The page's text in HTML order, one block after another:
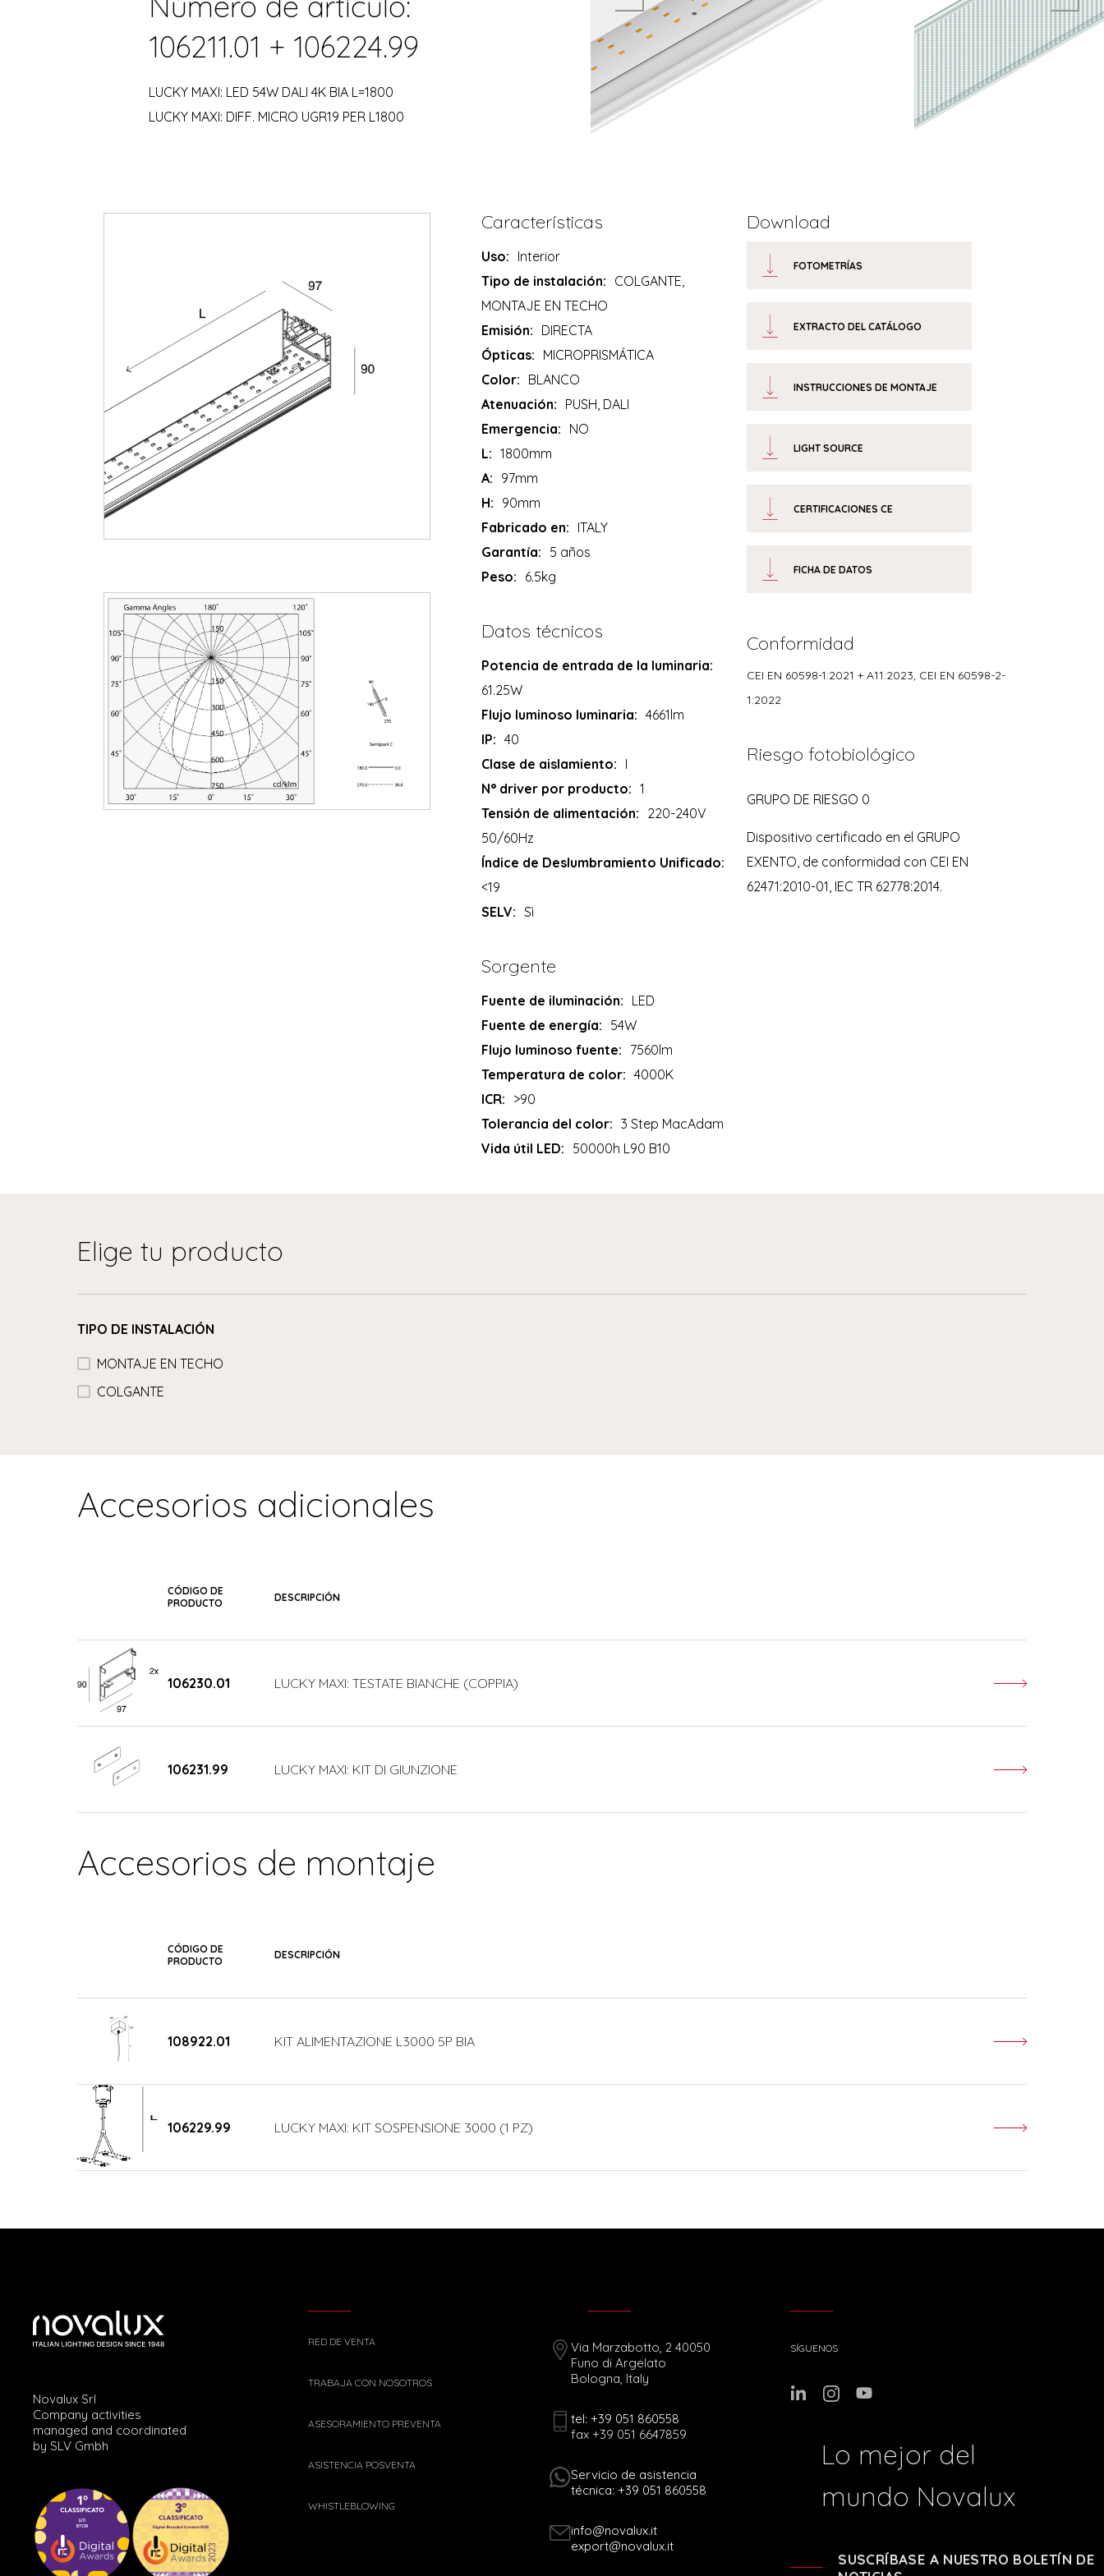
106211.01 + 106224.99
LUCKY MAXI: LED 54W DALI 4K BIA L=1800
LUCKY MAXI: DIFF. MICRO UGR19 PER L1800
Características
Uso: Interior
Tipo de instalación: COLGANTE,
MONTAJE EN TECHO
Emisión: DIRECTA
Ópticas: MICROPRISMÁTICA
Color: BLANCO
Atenuación: PUSH, DALI
Emergencia: NO
L: 1800mm
A: 97mm
H: 90mm
Fabricado en: ITALY
Garantía: 5 años
Peso: 6.5kg
Datos técnicos
Potencia de entrada de la luminaria:
61.25W
Flujo luminoso luminaria: 4661lm
IP: 40
Clase de aislamiento: I
N° driver por producto: 1
Tensión de alimentación: 220-240V
50/60Hz
Índice de Deslumbramiento Unificado:
<19
SELV: Sì
Sorgente
Fuente de iluminación: LED
Fuente de energía: 54W
Flujo luminoso fuente: 7560lm
Temperatura de color: 4000K
ICR: >90
Tolerancia del color: 3 Step MacAdam
Vida útil LED: 50000h L90 B10
Download
FOTOMETRÍAS
EXTRACTO DEL CATÁLOGO
INSTRUCCIONES DE MONTAJE
LIGHT SOURCE
CERTIFICACIONES CE
FICHA DE DATOS
Conformidad
CEI EN 60598-1:2021 + A11:2023, CEI EN 60598-2-
1:2022
Riesgo fotobiológico
GRUPO DE RIESGO 0
Dispositivo certificado en el GRUPO
EXENTO, de conformidad con CEI EN
62471:2010-01, IEC TR 62778:2014.
Elige tu producto
TIPO DE INSTALACIÓN
MONTAJE EN TECHO
COLGANTE
Accesorios adicionales
CÓDIGO DE
PRODUCTO
DESCRIPCIÓN
106230.01 LUCKY MAXI: TESTATE BIANCHE (COPPIA)
106231.99 LUCKY MAXI: KIT DI GIUNZIONE
Accesorios de montaje
CÓDIGO DE
PRODUCTO
DESCRIPCIÓN
108922.01 KIT ALIMENTAZIONE L3000 5P BIA
106229.99 LUCKY MAXI: KIT SOSPENSIONE 3000 (1 PZ)
Novalux Srl
Company activities
managed and coordinated
by SLV Gmbh
RED DE VENTA
TRABAJA CON NOSOTROS
ASESORAMIENTO PREVENTA
ASISTENCIA POSVENTA
WHISTLEBLOWING
Via Marzabotto, 2 40050
Funo di Argelato
Bologna, Italy
tel: +39 051 860558
fax +39 051 6647859
Servicio de asistencia
técnica: +39 051 860558
info@novalux.it
export@novalux.it
SÍGUENOS
Lo mejor del
mundo Novalux
SUSCRÍBASE A NUESTRO BOLETÍN DE